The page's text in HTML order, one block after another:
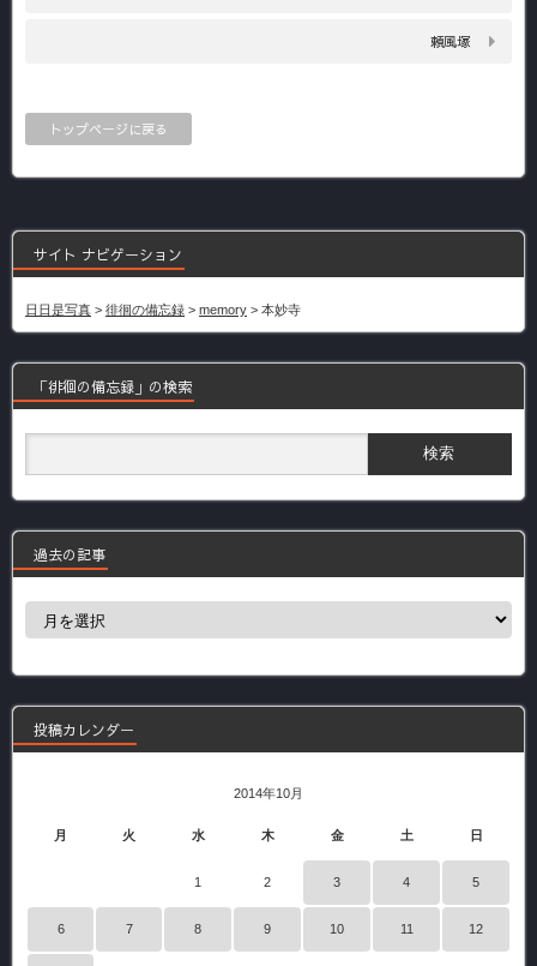
頼風塚
トップページに戻る
サイト ナビゲーション
日日是写真 > 徘徊の備忘録 > memory > 本妙寺
「徘徊の備忘録」の検索
過去の記事
過
事
投稿カレンダー
2014年10月
月 火 水 木 金 土 日
1 2 3 4 5
6 7 8 9 10 11 12